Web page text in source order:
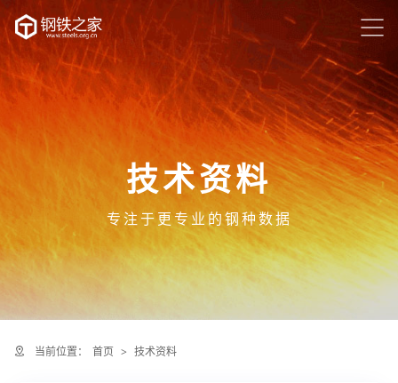
技术资料
专注于更专业的钢种数据
当前位置： 首页 > 技术资料